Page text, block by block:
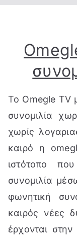
Το Omegle TV
συνομιλία
χωρίς
καιρό η
ιστότοπο
συνομιλία
φωνητική
καιρός νέες
έρχονται